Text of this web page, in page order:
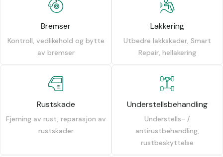
Bremser
Kontroll, vedlikehold og bytte
av bremser
Lakkering
Utbedre lakkskader, Smart
Repair, hellakering
Rustskade
Fjerning av rust, reparasjon av
rustskader
Understellsbehandling
Understells- /
antirustbehandling,
rustbeskyttelse